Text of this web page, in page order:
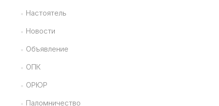
Настоятель
Новости
Объявление
ОПК
ОРЮР
Паломничество